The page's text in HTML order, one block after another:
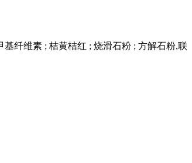
纤维素 ; 桔黄桔红 ; 烧滑石粉 ; 方解石粉,联